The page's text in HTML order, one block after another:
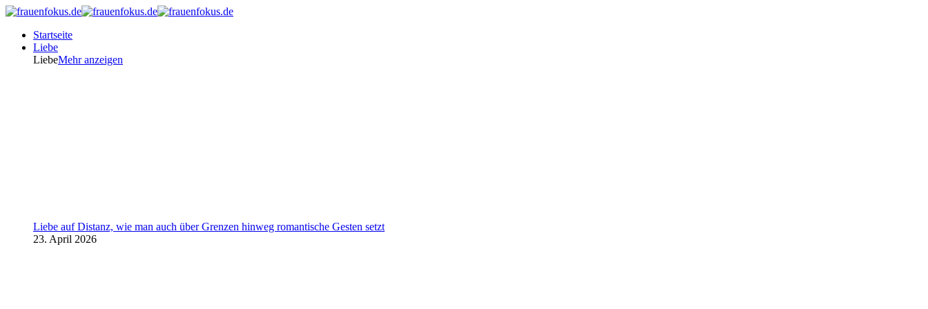
Startseite
Liebe
LiebeMehr anzeigen
Liebe auf Distanz, wie man auch über Grenzen hinweg romantische Gesten setzt
23. April 2026